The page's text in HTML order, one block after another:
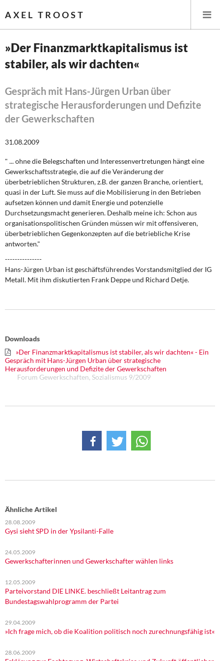
AXEL TROOST
Startseite
Themen
Leitlinien linker Wirtschafts- und Finanzpolitik
Steuer- und Finanzpolitik
Öffentliche Infrastruktur und Daseinsvorsorge
Eurokrise und Griechenland
DIE LINKE
Weitere Themen
Memo-Gruppe
Über mich
Kontakt
»Der Finanzmarktkapitalismus ist
stabiler, als wir dachten«
Gespräch mit Hans-Jürgen Urban über
strategische Herausforderungen und Defizite
der Gewerkschaften
31.08.2009
" ... ohne die Belegschaften und Interessenvertretungen hängt eine
Gewerkschaftsstrategie, die auf die Veränderung der
überbetrieblichen Strukturen, z.B. der ganzen Branche, orientiert,
quasi in der Luft. Sie muss auf die Mobilisierung in den Betrieben
aufsetzen können und damit Energie und potenzielle
Durchsetzungsmacht generieren. Deshalb meine ich: Schon aus
organisationspolitischen Gründen müssen wir mit offensiveren,
überbetrieblichen Gegenkonzepten auf die betriebliche Krise
antworten."
---------------
Hans-Jürgen Urban ist geschäftsführendes Vorstandsmitglied der IG
Metall. Mit ihm diskutierten Frank Deppe und Richard Detje.
Downloads
»Der Finanzmarktkapitalismus ist stabiler, als wir dachten« - Ein
Gespräch mit Hans-Jürgen Urban über strategische
Herausforderungen und Defizite der Gewerkschaften
Forum Gewerkschaften, Sozialismus 9/2009
Ähnliche Artikel
28.08.2009
Gysi sieht SPD in der Ypsilanti-Falle
24.05.2009
Gewerkschafterinnen und Gewerkschafter wählen links
12.05.2009
Parteivorstand DIE LINKE. beschließt Leitantrag zum
Bundestagswahlprogramm der Partei
29.04.2009
»Ich frage mich, ob die Koalition politisch noch zurechnungsfähig ist«
28.06.2009